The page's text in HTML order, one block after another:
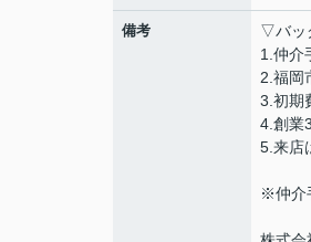
備考
▽バッ
1.仲介
2.福岡
3.初期
4.創業
5.来店
※仲介